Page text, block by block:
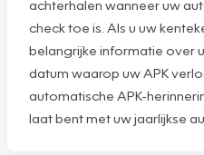
achterhalen wanneer uw
check toe is. Als u uw
belangrijke informatie over
datum waarop uw APK
automatische APK-
laat bent met uw jaarlijkse